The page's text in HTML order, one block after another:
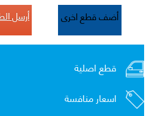
أضف قطع اخرى أرسل
قطع اصلية
اسعار منافسة